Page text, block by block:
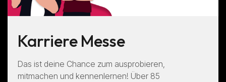
Karriere Messe
Das ist deine Chance zum ausprobieren,
mitmachen und kennenlernen! Über 85